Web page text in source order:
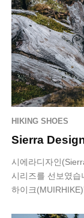
HIKING SHOES
Sierra
시에라디자인
시리즈를 선보였습
하이크